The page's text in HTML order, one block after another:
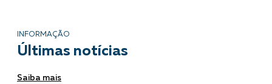
INFORMAÇÃO
Últimas notícias
Saiba mais